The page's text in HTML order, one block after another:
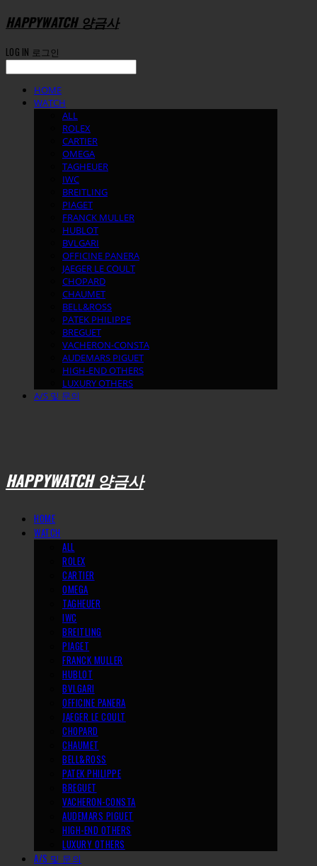
HAPPYWATCH 양금사
LOG IN 로그인
HOME
WATCH
ALL
ROLEX
CARTIER
OMEGA
TAGHEUER
IWC
BREITLING
PIAGET
FRANCK MULLER
HUBLOT
BVLGARI
OFFICINE PANERA
JAEGER LE COULT
CHOPARD
CHAUMET
BELL&ROSS
PATEK PHILIPPE
BREGUET
VACHERON-CONSTA
AUDEMARS PIGUET
HIGH-END OTHERS
LUXURY OTHERS
A/S 및 문의
HAPPYWATCH 양금사
HOME
WATCH
ALL
ROLEX
CARTIER
OMEGA
TAGHEUER
IWC
BREITLING
PIAGET
FRANCK MULLER
HUBLOT
BVLGARI
OFFICINE PANERA
JAEGER LE COULT
CHOPARD
CHAUMET
BELL&ROSS
PATEK PHILIPPE
BREGUET
VACHERON-CONSTA
AUDEMARS PIGUET
HIGH-END OTHERS
LUXURY OTHERS
A/S 및 문의